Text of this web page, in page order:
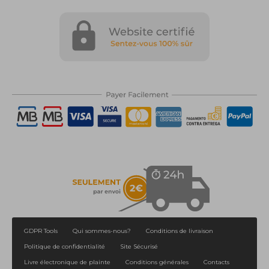
GDPR Tools Qui sommes-nous?
Conditions de livraison
Politique de confidentialité
Site Sécurisé
Livre électronique de plainte
Conditions générales Contacts